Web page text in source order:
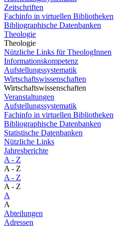
Zeitschriften
Fachinfo in virtuellen Bibliotheken
Bibliographische Datenbanken
Theologie
Theologie
Nützliche Links für TheologInnen
Informationskompetenz
Aufstellungssystematik
Wirtschaftswissenschaften
Wirtschaftswissenschaften
Veranstaltungen
Aufstellungssystematik
Fachinfo in virtuellen Bibliotheken
Bibliographische Datenbanken
Statistische Datenbanken
Nützliche Links
Jahresberichte
A - Z
A - Z
A - Z
A - Z
A
A
Abteilungen
Adressen